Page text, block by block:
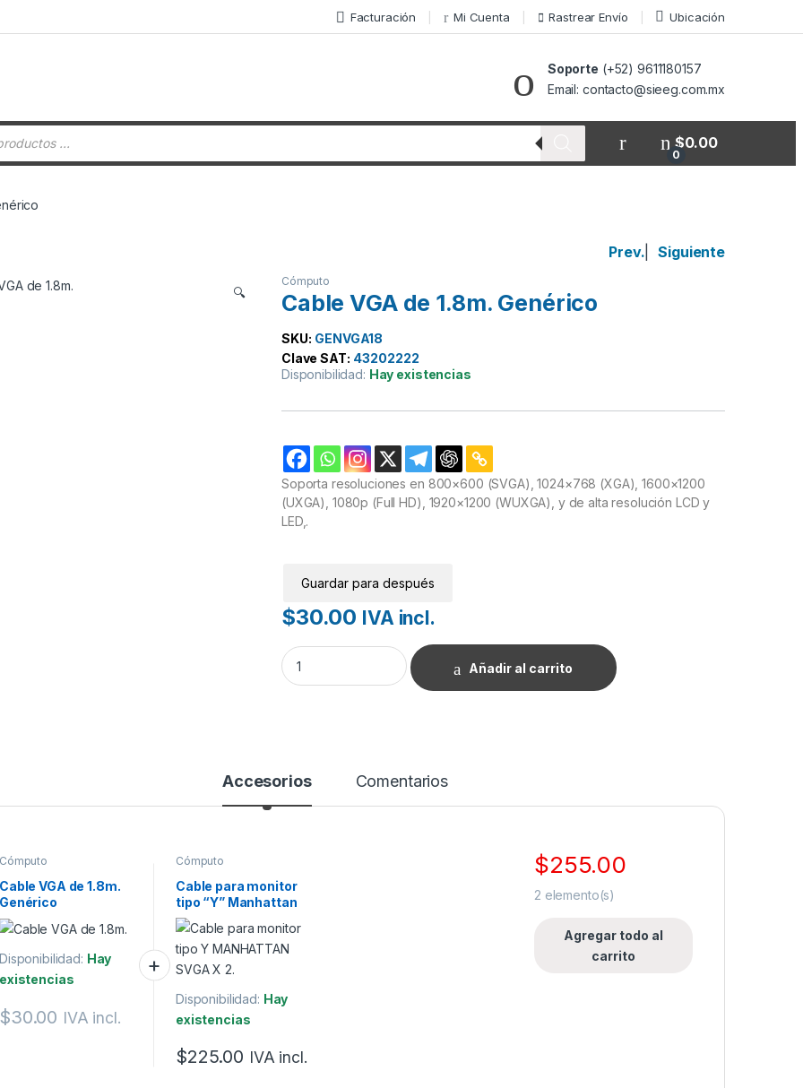
Facturación Mi Cuenta Rastrear Envío Ubicación
Soporte (+52) 9611180157
Email: contacto@sieeg.com.mx
productos
0
$0.00
Prev. Siguiente
🔍
Cómputo
Cable VGA de 1.8m. Genérico
SKU: GENVGA18
Clave SAT: 43202222
Disponibilidad: Hay existencias
Soporta resoluciones en 800×600 (SVGA), 1024×768 (XGA), 1600×1200
(UXGA), 1080p (Full HD), 1920×1200 (WUXGA), y de alta resolución LCD y
LED,.
Guardar para después
$30.00 IVA incl.
Cable VGA de 1.8m. Genérico cantidad
Añadir al carrito
Accesorios Comentarios
Cómputo
Cable VGA de 1.8m.
Genérico
Disponibilidad: Hay
existencias
$30.00 IVA incl.
Cómputo
Cable para monitor
tipo “Y” Manhattan
SVGA X 2.
Disponibilidad: Hay
existencias
$225.00 IVA incl.
$255.00
2 elemento(s)
Agregar todo al
carrito